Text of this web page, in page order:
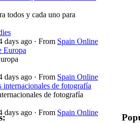
todos y cada uno para
days ago · From Spain Online
Europa
days ago · From Spain Online
internacionales de fotografía
de fotografía
days ago · From Spain Online